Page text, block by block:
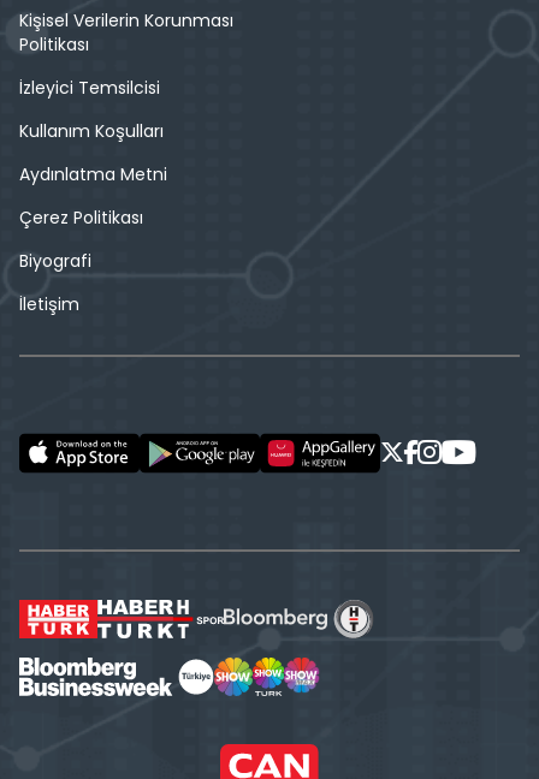
Kişisel Verilerin Korunması
Politikası
İzleyici Temsilcisi
Kullanım Koşulları
Aydınlatma Metni
Çerez Politikası
Biyografi
İletişim